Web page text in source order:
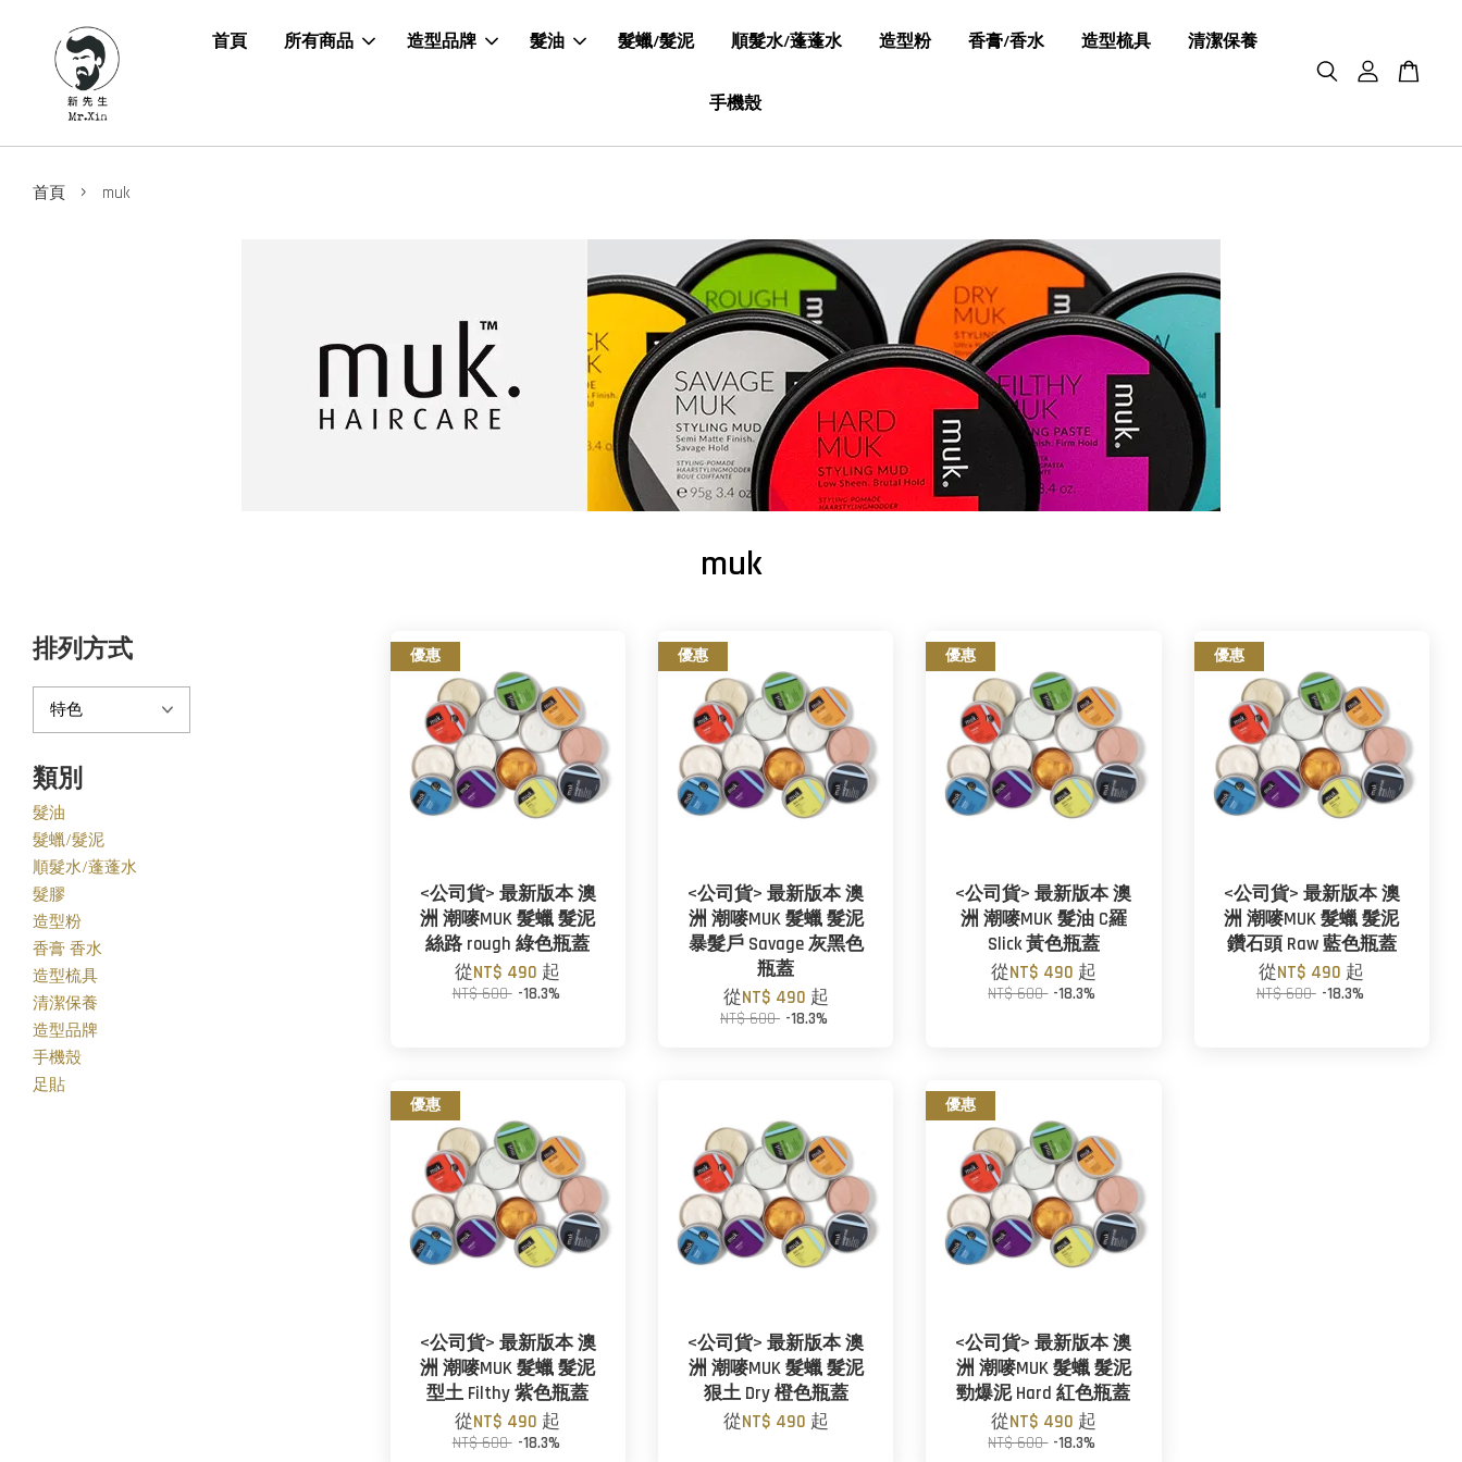
首頁 所有商品 造型品牌 髮油 髮蠟/髮泥 順髮水/蓬蓬水 造型粉 香膏/香水 造型梳具 清潔保養
手機殼
首頁 › muk
muk
排列方式
類別
髮油
髮蠟/髮泥
順髮水/蓬蓬水
髮膠
造型粉
香膏 香水
造型梳具
清潔保養
造型品牌
手機殼
足貼
優惠
<公司貨> 最新版本 澳
洲 潮嘜MUK 髮蠟 髮泥
絲路 rough 綠色瓶蓋
從NT$ 490 起
NT$ 600 -18.3%
優惠
<公司貨> 最新版本 澳
洲 潮嘜MUK 髮蠟 髮泥
暴髮戶 Savage 灰黑色
瓶蓋
從NT$ 490 起
NT$ 600 -18.3%
優惠
<公司貨> 最新版本 澳
洲 潮嘜MUK 髮油 C羅
Slick 黃色瓶蓋
從NT$ 490 起
NT$ 600 -18.3%
優惠
<公司貨> 最新版本 澳
洲 潮嘜MUK 髮蠟 髮泥
鑽石頭 Raw 藍色瓶蓋
從NT$ 490 起
NT$ 600 -18.3%
優惠
<公司貨> 最新版本 澳
洲 潮嘜MUK 髮蠟 髮泥
型土 Filthy 紫色瓶蓋
從NT$ 490 起
NT$ 600 -18.3%
<公司貨> 最新版本 澳
洲 潮嘜MUK 髮蠟 髮泥
狠土 Dry 橙色瓶蓋
從NT$ 490 起
優惠
<公司貨> 最新版本 澳
洲 潮嘜MUK 髮蠟 髮泥
勁爆泥 Hard 紅色瓶蓋
從NT$ 490 起
NT$ 600 -18.3%